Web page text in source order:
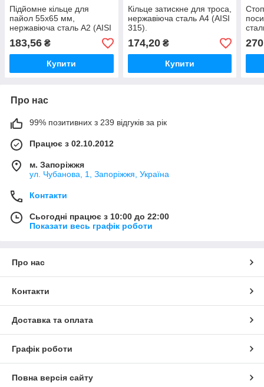
Підйомне кільце для
пайол 55х65 мм,
нержавіюча сталь А2 (AISI
183,56 ₴
Купити
Кільце затискне для троса,
нержавіюча сталь А4 (AISI
315).
174,20₴
Купити
Про нас
99% позитивних з 239 відгуків за рік
Працює з 02.10.2012
м. Запоріжжя
ул. Чубанова, 1, Запоріжжя, Україна
Контакти
Сьогодні працює з 10:00 до 22:00
Показати весь графік роботи
Про нас
Контакти
Доставка та оплата
Графік роботи
Повна версія сайту